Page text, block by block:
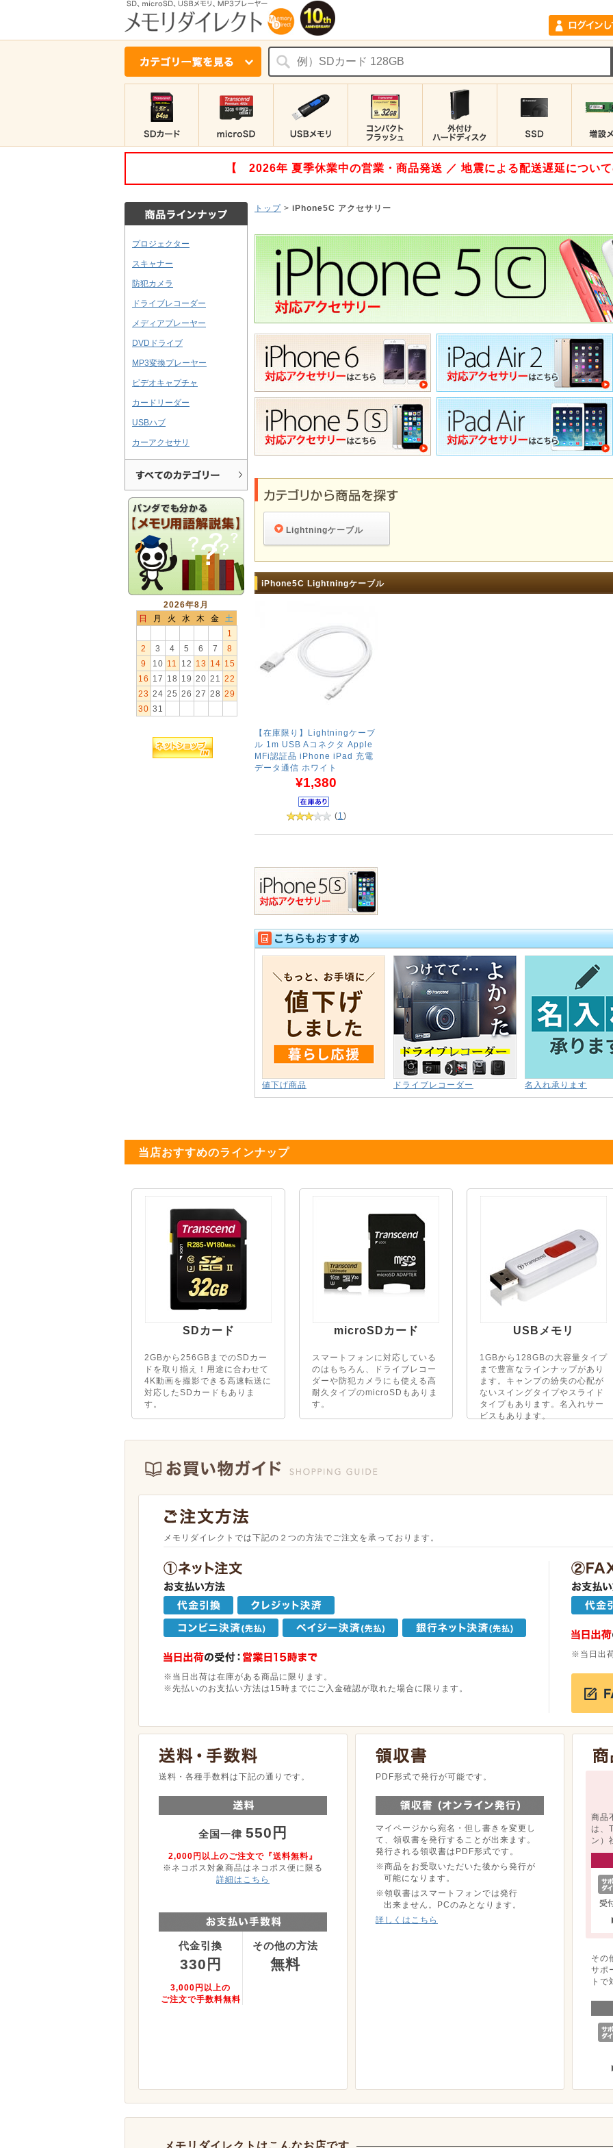
【 2026年 夏季休業中の営業・商品発送 ／ 地震による配送遅延につい
プロジェクター
スキャナー
防犯カメラ
ドライブレコーダー
メディアプレーヤー
DVDドライブ
MP3変換プレーヤー
ビデオキャプチャ
カードリーダー
USBハブ
カーアクセサリ
2026年8月
日
月 火 水 木 金
土
1
2
3 4 5 6 7
8
9
10 11 12 13 14 15
16
17 18 19 20 21
22
23 24 25 26 27 28 29
30 31
トップ > iPhone5C アクセサリー
Lightningケーブル
iPhone5C Lightningケーブル
【在庫限り】Lightningケーブ
ル 1m USB Aコネクタ Apple
MFi認証品 iPhone iPad 充電
データ通信 ホワイト
¥1,380
(1 )
値下げ商品 ドライブレコーダー 名入れ承ります
当店おすすめのラインナップ
SDカード
2GBから256GBまでのSDカー
ドを取り揃え！用途に合わせて
4K動画を撮影できる高速転送に
対応したSDカードもありま
す。
microSDカード
スマートフォンに対応している
のはもちろん、ドライブレコー
ダーや防犯カメラにも使える高
耐久タイプのmicroSDもありま
す。
USBメモリ
1GBから128GBの大容量タイプ
まで豊富なラインナップがあり
ます。キャンプの紛失の心配が
ないスイングタイプやスライド
タイプもあります。名入れサー
ビスもあります。
メモリダイレクトでは下記の２つの方法でご注文を承っております。
※当日出荷は在庫がある商品に限ります。
※先払いのお支払い方法は15時までにご入金確認が取れた場合に限ります。
※当日出
送料・各種手数料は下記の通りです。
全国一律 550円
2,000円以上のご注文で『送料無料』
※ネコポス対象商品はネコポス便に限る
詳細はこちら
代金引換
330円
3,000円以上の
ご注文で手数料無料
その他の方法
無料
PDF形式で発行が可能です。
マイページから宛名・但し書きを変更し
て、領収書を発行することが出来ます。
発行される領収書はPDF形式です。
※商品をお受取いただいた後から発行が
可能になります。
※領収書はスマートフォンでは発行
出来ません。PCのみとなります。
詳しくはこちら
商品
は、
ン）
その
サポ
トで
メモリダイレクトはこんなお店です